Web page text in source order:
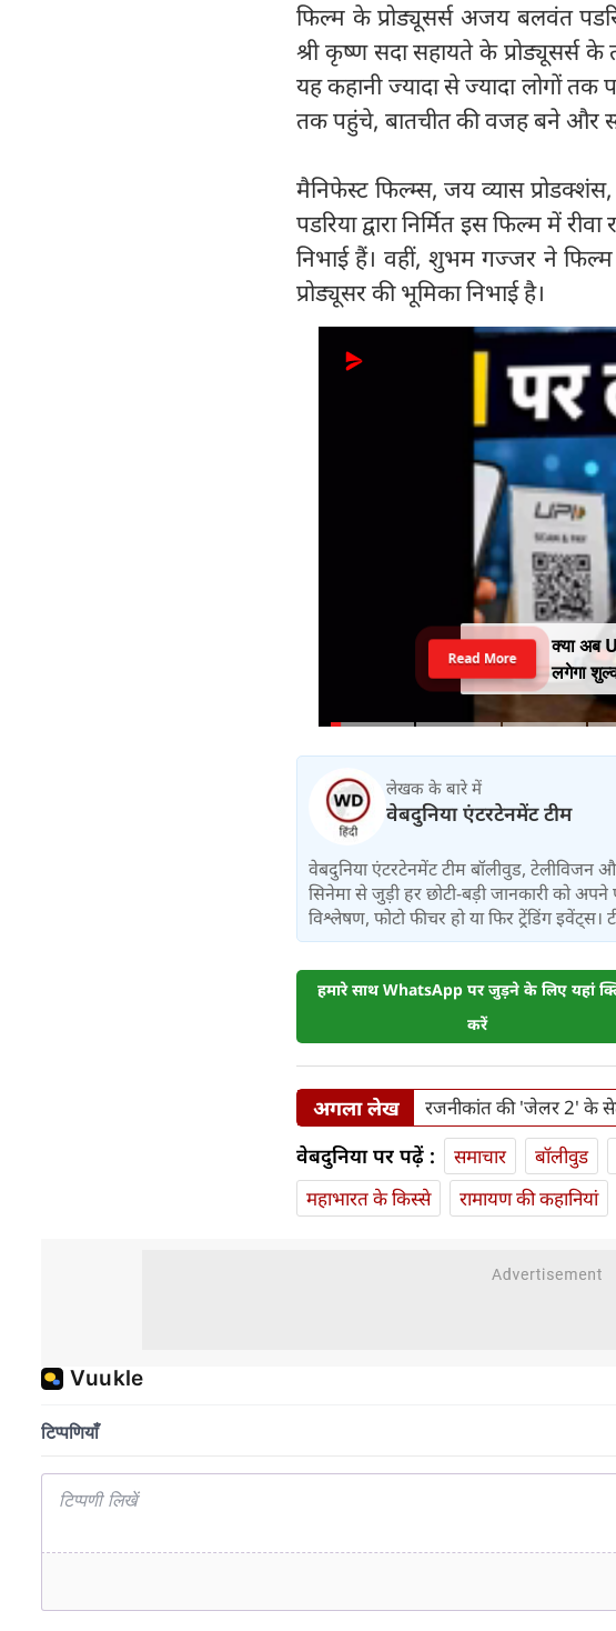
फिल्म के प्रोड्यूसर्स अजय बलवंत
श्री कृष्ण सदा सहायते के प्रोड्यूसर्स के
यह कहानी ज्यादा से ज्यादा लोगों
तक पहुंचे, बातचीत की वजह बने और
मैनिफेस्ट फिल्म्स, जय व्यास
पडरिया द्वारा निर्मित इस फिल्म में
निभाई हैं। वहीं, शुभम गज्जर ने फिल्म
प्रोड्यूसर की भूमिका निभाई है।
क्या अब
लगेगा
Read More
लेखक के बारे में
वेबदुनिया एंटरटेनमेंट टीम
वेबदुनिया एंटरटेनमेंट टीम बॉलीवुड, टेलीविजन
सिनेमा से जुड़ी हर छोटी-बड़ी जानकारी को अपने
विश्लेषण, फोटो फीचर हो या फिर ट्रेंडिंग इवेंट्स।
हमारे साथ WhatsApp पर जुड़ने के लिए यहां
करें
अगला लेख रजनीकांत की 'जेलर 2' के
वेबदुनिया पर पढ़ें : समाचार बॉलीवुड
महाभारत के किस्से
रामायण की कहानियां